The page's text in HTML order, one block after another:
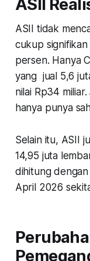
ASII
ASII tidak
cukup signifikan
persen. Hanya
yang jual 5,6
nilai Rp34
hanya punya
Selain itu, ASII
14,95 juta
dihitung
April 2026